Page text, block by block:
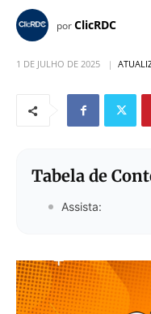
porClicRDC
1 DE JULHO DE 2025
Tabela de
Assista: